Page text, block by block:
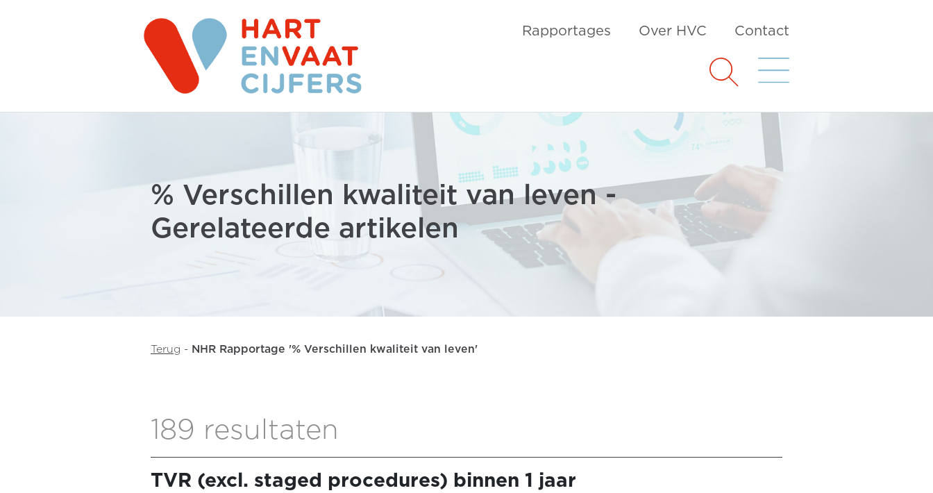
Rapportages Over HVC Contact
% Verschillen kwaliteit van leven -
Gerelateerde artikelen
Terug - NHR Rapportage '% Verschillen kwaliteit van leven'
189 resultaten
TVR (excl. staged procedures) binnen 1 jaar